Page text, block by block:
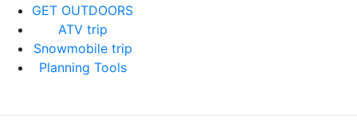
GET OUTDOORS
ATV trip
Snowmobile trip
Planning Tools